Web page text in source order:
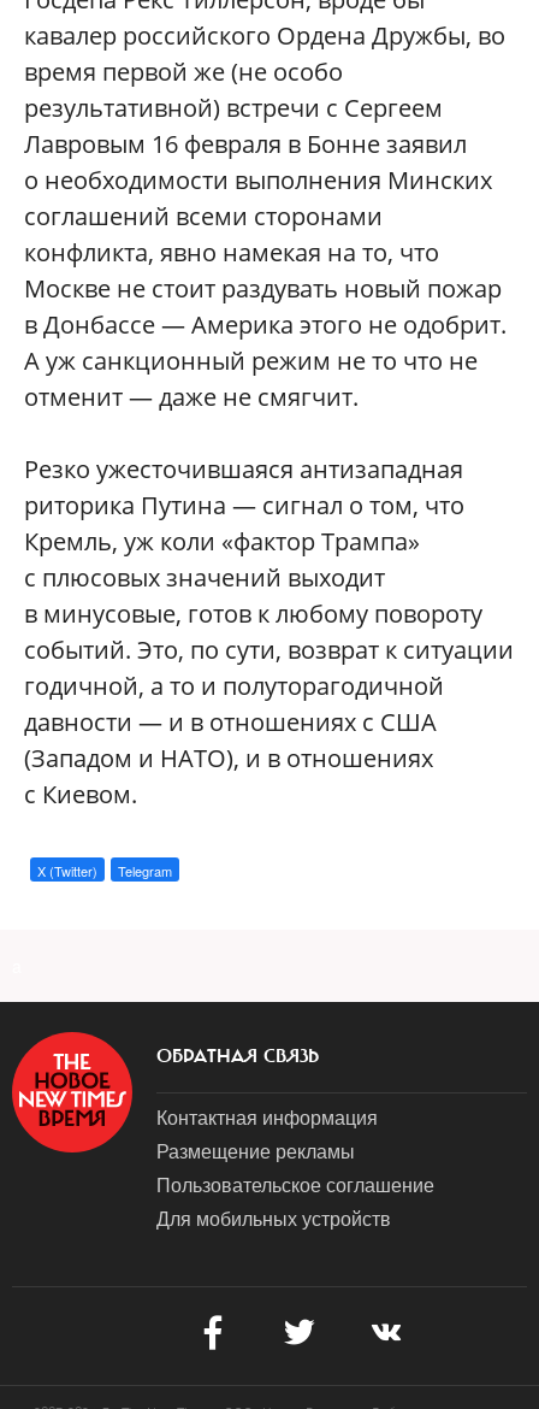
кавалер российского Ордена Дружбы, во
время первой же (не особо
результативной) встречи с Сергеем
Лавровым 16 февраля в Бонне заявил
о необходимости выполнения Минских
соглашений всеми сторонами
конфликта, явно намекая на то, что
Москве не стоит раздувать новый пожар
в Донбассе — Америка этого не одобрит.
А уж санкционный режим не то что не
отменит — даже не смягчит.
Резко ужесточившаяся антизападная
риторика Путина — сигнал о том, что
Кремль, уж коли «фактор Трампа»
с плюсовых значений выходит
в минусовые, готов к любому повороту
событий. Это, по сути, возврат к ситуации
годичной, а то и полуторагодичной
давности — и в отношениях с США
(Западом и НАТО), и в отношениях
с Киевом.
X (Twitter) Telegram
ОБРАТНАЯ СВЯЗЬ
Контактная информация
Размещение рекламы
Пользовательское соглашение
Для мобильных устройств